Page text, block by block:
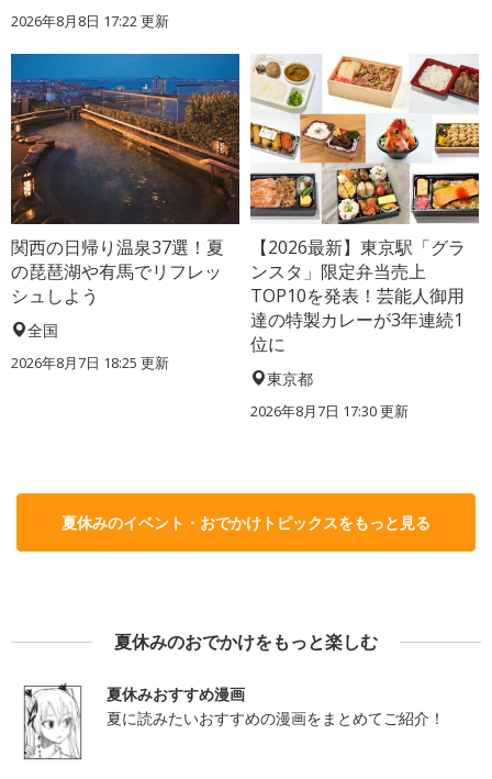
2026年8月8日 17:22 更新
関西の日帰り温泉37選！夏
の琵琶湖や有馬でリフレッ
シュしよう
全国
2026年8月7日 18:25 更新
【2026最新】東京駅「グラ
ンスタ」限定弁当売上
TOP10を発表！芸能人御用
達の特製カレーが3年連続1
位に
東京都
2026年8月7日 17:30更新
夏休みのイベント・おでかけトピックスをもっと見る
夏休みのおでかけをもっと楽しむ
夏休みおすすめ漫画
夏に読みたいおすすめの漫画をまとめてご紹介！